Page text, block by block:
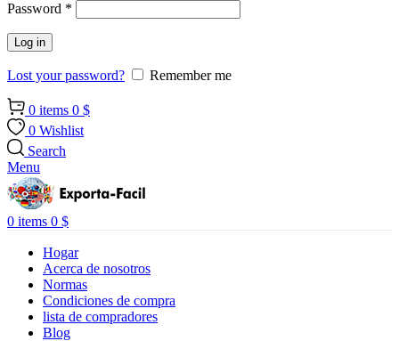
Password *
Log in
Lost your password? Remember me
0 items 0 $
0 Wishlist
Search
Menu
0 items 0 $
Hogar
Acerca de nosotros
Normas
Condiciones de compra
lista de compradores
Blog